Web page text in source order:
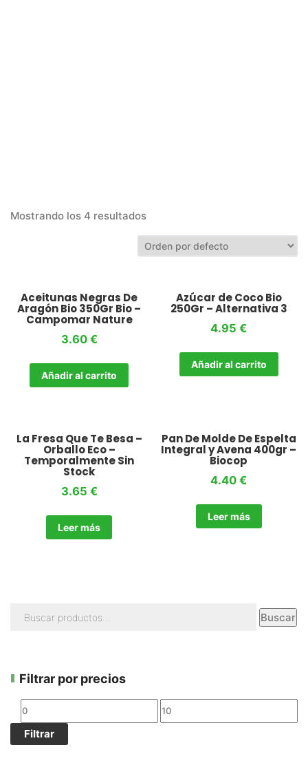
Mostrando los 4 resultados
Aceitunas Negras De
Aragón Bio 350Gr Bio –
Campomar Nature
3.60 €
Añadir al carrito
Azúcar de Coco Bio
250Gr – Alternativa 3
4.95€
Añadir al carrito
La Fresa Que Te Besa –
Orballo Eco –
Temporalmente Sin
Stock
3.65 €
Leer más
Pan De Molde De Espelta
Integral y Avena 400gr –
Biocop
4.40€
Leer más
Buscar
Filtrar por precios
Filtrar